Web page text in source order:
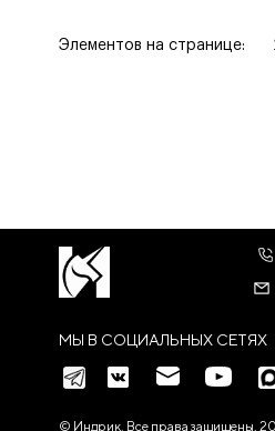
Элементов на странице:
МЫ В СОЦИАЛЬНЫХ СЕТЯХ
© Индрик. Все права защищены,